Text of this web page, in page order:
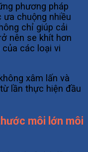
phương pháp
chuộng nhiều
chỉ giúp cải
nên se khít hơn
các loại vi
xâm lấn và
lần thực hiện đầu
môi lớn môi